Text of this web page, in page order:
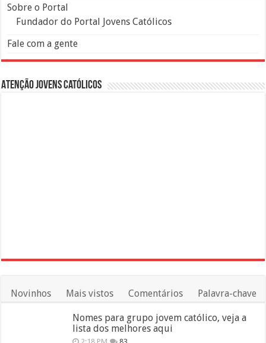
Sobre o Portal
Fundador do Portal Jovens Católicos
Fale com a gente
Atenção Jovens Católicos
Novinhos Mais vistos Comentários Palavra-chave
Nomes para grupo jovem católico, veja a
lista dos melhores aqui